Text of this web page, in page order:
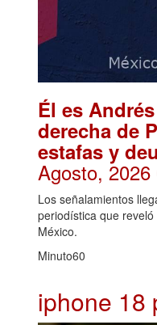
Él es
derecha de
estafas y
Agosto, 2026
Los señalamientos
periodística que
México.
Minuto60
iphone 18